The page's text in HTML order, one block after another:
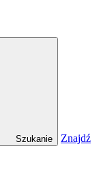
Szukanie
Znajdź